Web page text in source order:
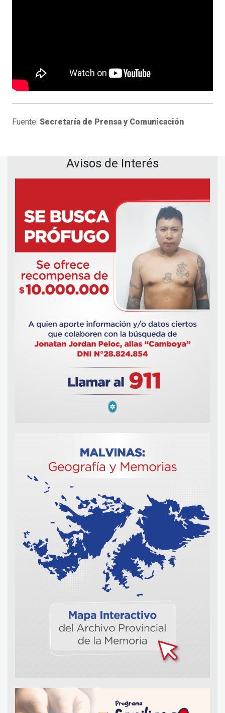
Fuente: Secretaría de Prensa y Comunicación
Avisos de Interés